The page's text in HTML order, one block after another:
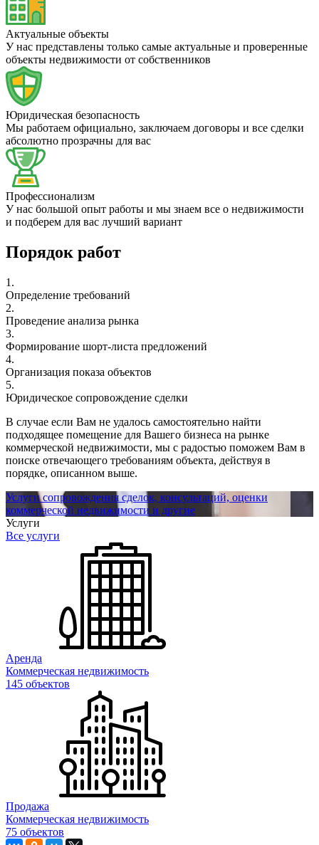
Актуальные объекты
У нас представлены только самые актуальные и проверенные
объекты недвижимости от собственников
Юридическая безопасность
Мы работаем официально, заключаем договоры и все сделки
абсолютно прозрачны для вас
Профессионализм
У нас большой опыт работы и мы знаем все о недвижимости
и подберем для вас лучший вариант
Порядок работ
1.
Определение требований
2.
Проведение анализа рынка
3.
Формирование шорт-листа предложений
4.
Организация показа объектов
5.
Юридическое сопровождение сделки
В случае если Вам не удалось самостоятельно найти
подходящее помещение для Вашего бизнеса на рынке
коммерческой недвижимости, мы с радостью поможем Вам в
поиске отвечающего требованиям объекта, действуя в
порядке, описанном выше.
Услуги сопровождения сделок, консультаций, оценки
коммерческой недвижимости и другие
Услуги
Все услуги
Аренда
Коммерческая недвижимость
145 объектов
Продажа
Коммерческая недвижимость
75 объектов